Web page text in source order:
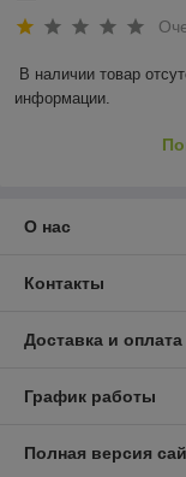
В наличии товар
информации.
О нас
Контакты
Доставка и оплата
График работы
Полная версия